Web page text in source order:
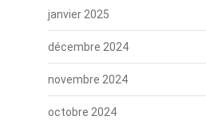
janvier 2025
décembre 2024
novembre 2024
octobre 2024